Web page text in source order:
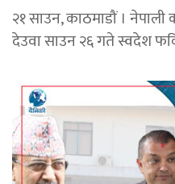
२१ साउन, काठमाडौं । नेपाली
देउवा साउन २६ गते स्वदेश